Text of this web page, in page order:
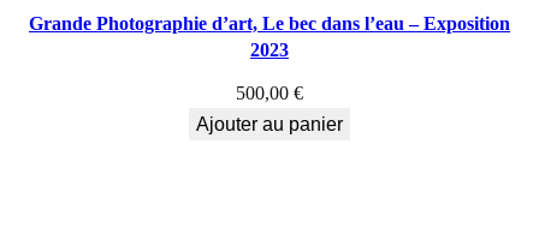
Grande Photographie d’art, Le bec dans l’eau – Exposition
2023
500,00 €
Ajouter au panier